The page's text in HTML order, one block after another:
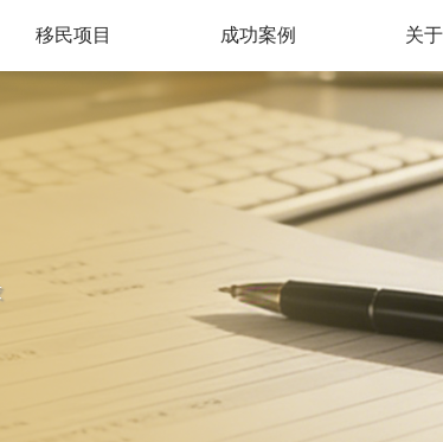
移民项目
希腊
马耳他
匈牙利
亚洲地区
中国香港
新加坡
菲律宾
成功案例 关